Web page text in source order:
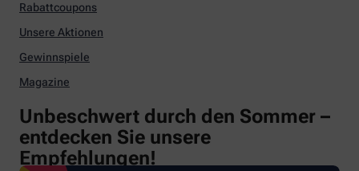
Rabattcoupons
Unsere Aktionen
Gewinnspiele
Magazine
Unbeschwert durch den Sommer –
entdecken Sie unsere
Empfehlungen!